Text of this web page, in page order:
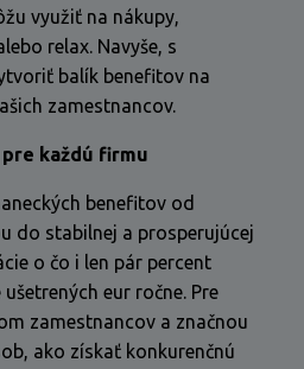
využiť na nákupy,
relax. Navyše, s
balík benefitov na
zamestnancov.
každú firmu
benefitov od
do stabilnej a prosperujúcej
o čo i len pár percent
eur ročne. Pre
zamestnancov a značnou
ako získať konkurenčnú